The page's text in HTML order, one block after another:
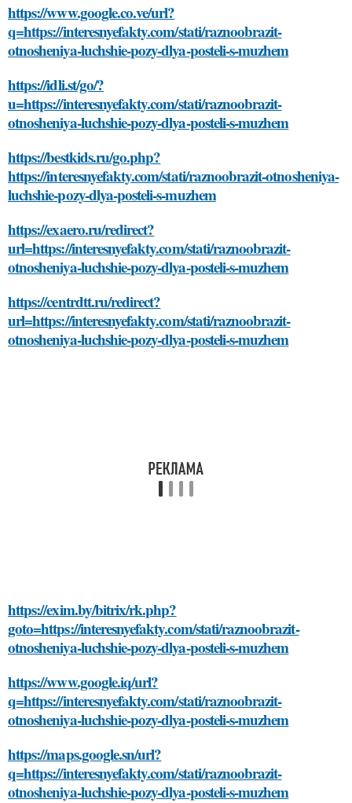
https://www.google.co.ve/url?
q=https://interesnyefakty.com/stati/raznoobrazit-
otnosheniya-luchshie-pozy-dlya-posteli-s-muzhem
https://idli.st/go/?
u=https://interesnyefakty.com/stati/raznoobrazit-
otnosheniya-luchshie-pozy-dlya-posteli-s-muzhem
https://bestkids.ru/go.php?
https://interesnyefakty.com/stati/raznoobrazit-otnosheniya-
luchshie-pozy-dlya-posteli-s-muzhem
https://exaero.ru/redirect?
url=https://interesnyefakty.com/stati/raznoobrazit-
otnosheniya-luchshie-pozy-dlya-posteli-s-muzhem
https://centrdtt.ru/redirect?
url=https://interesnyefakty.com/stati/raznoobrazit-
otnosheniya-luchshie-pozy-dlya-posteli-s-muzhem
https://exim.by/bitrix/rk.php?
goto=https://interesnyefakty.com/stati/raznoobrazit-
otnosheniya-luchshie-pozy-dlya-posteli-s-muzhem
https://www.google.iq/url?
q=https://interesnyefakty.com/stati/raznoobrazit-
otnosheniya-luchshie-pozy-dlya-posteli-s-muzhem
https://maps.google.sn/url?
q=https://interesnyefakty.com/stati/raznoobrazit-
otnosheniya-luchshie-pozy-dlya-posteli-s-muzhem